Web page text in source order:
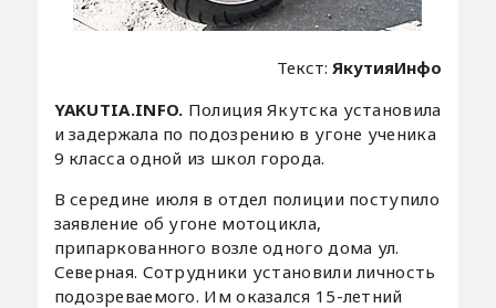
Текст:ЯкутияИнфо
YAKUTIA.INFO. Полиция Якутска установила
и задержала по подозрению в угоне ученика
9 класса одной из школ города.
В середине июля в отдел полиции поступило
заявление об угоне мотоцикла,
припаркованного возле одного дома ул.
Северная. Сотрудники установили личность
подозреваемого. Им оказался 15-летний